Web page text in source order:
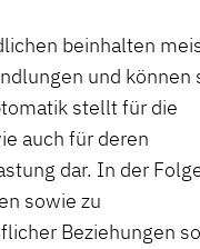
beinhalten
und können
stellt für die
auch für deren
dar. In der
sowie zu
Beziehungen